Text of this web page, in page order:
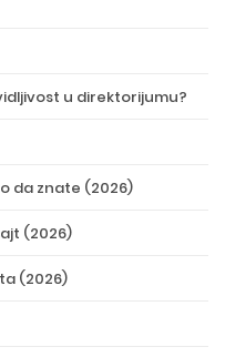
u direktorijumu?
da znate (2026)
(2026)
(2026)